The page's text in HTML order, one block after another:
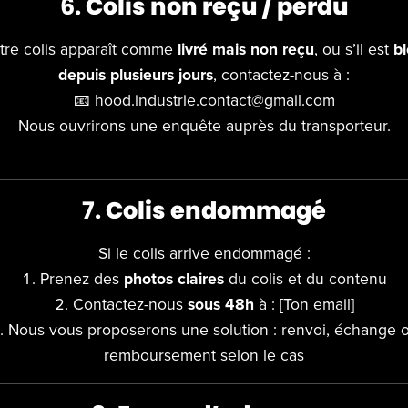
colis apparaît comme livré mais non reçu, ou s’il est
depuis plusieurs jours, contactez-nous à :
📧 hood.industrie.contact@gmail.com
Nous ouvrirons une enquête auprès du transporteur.
7.Colis endommagé
Si le colis arrive endommagé :
Prenez des photos clairesdu colis et du contenu
Contactez-nous sous 48h à : [Ton email]
Nous vous proposerons une solution : renvoi, échange
remboursement selon le cas